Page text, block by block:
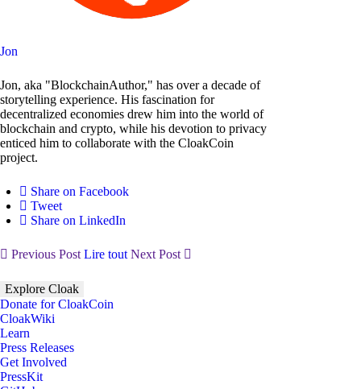
Jon
Jon, aka "BlockchainAuthor," has over a decade of
storytelling experience. His fascination for
decentralized economies drew him into the world of
blockchain and crypto, while his devotion to privacy
enticed him to collaborate with the CloakCoin
project.
Share on Facebook
Tweet
Share on LinkedIn
Previous Post Lire tout Next Post
Explore Cloak
Donate for CloakCoin
CloakWiki
Learn
Press Releases
Get Involved
PressKit